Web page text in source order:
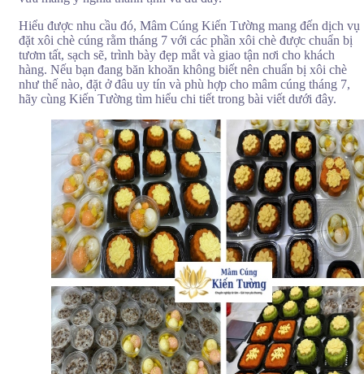
vẫn có mâm xôi chè cúng rằm tháng 7 đầy đủ, trang trọng và an tâm
hơn khi thực hiện nghi lễ.
Xem thêm:
Đặt mâm cúng rằm tháng 7
Mâm chay cúng rằm tháng 7
Hiểu được nhu cầu đó, Mâm Cúng Kiến Tường mang đến dịch vụ
đặt xôi chè cúng rằm tháng 7 với các phần xôi chè được chuẩn bị
tươm tất, sạch sẽ, trình bày đẹp mắt và giao tận nơi cho khách
hàng. Nếu bạn đang băn khoăn không biết nên chuẩn bị xôi chè
như thế nào, đặt ở đâu uy tín và phù hợp cho mâm cúng tháng 7,
hãy cùng Kiến Tường tìm hiểu chi tiết trong bài viết dưới đây.